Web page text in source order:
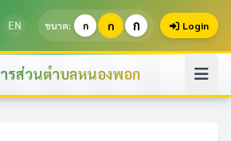
EN ขนาด: ก ก ก Login
รส่วนตำบลหนองพอก